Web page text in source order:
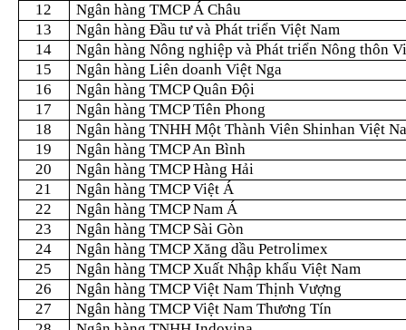
12
Ngân hàng TMCP Á Châu
13
Ngân hàng Đầu tư và Phát triển Việt Nam
14
Ngân hàng Nông nghiệp và Phát triển Nông thôn
15
Ngân hàng Liên doanh Việt Nga
16
Ngân hàng TMCP Quân Đội
17
Ngân hàng TMCP Tiên Phong
18
Ngân hàng TNHH Một Thành Viên Shinhan Việt
19
Ngân hàng TMCP An Bình
20
Ngân hàng TMCP Hàng Hải
21
Ngân hàng TMCP Việt Á
22
Ngân hàng TMCP Nam Á
23
Ngân hàng TMCP Sài Gòn
24
Ngân hàng TMCP Xăng dầu Petrolimex
25
Ngân hàng TMCP Xuất Nhập khẩu Việt Nam
26
Ngân hàng TMCP Việt Nam Thịnh Vượng
27
Ngân hàng TMCP Việt Nam Thương Tín